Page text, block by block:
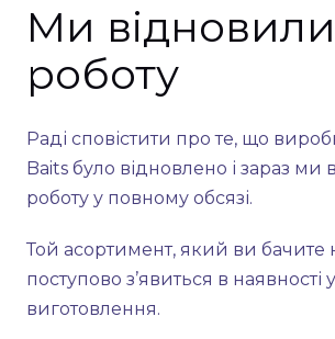
Ми відновили
роботу
Раді сповістити про те, що
Baits було відновлено і зараз ми
роботу у повному обсязі.
Той асортимент, який ви бачите
поступово з’явиться в наявності
виготовлення.